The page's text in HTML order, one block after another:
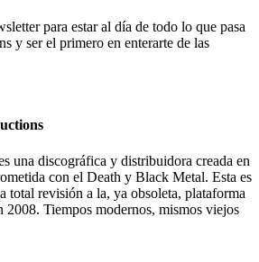
para estar al día de todo lo que pasa
y ser el primero en enterarte de las
una discográfica y distribuidora creada en
con el Death y Black Metal. Esta es
total revisión a la, ya obsoleta, plataforma
2008. Tiempos modernos, mismos viejos